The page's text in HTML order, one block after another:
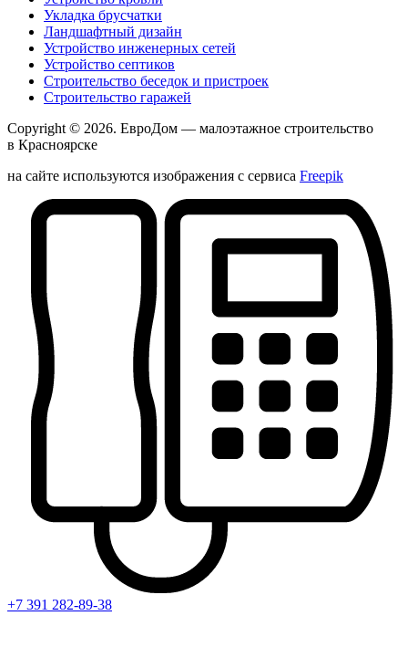
Укладка брусчатки
Ландшафтный дизайн
Устройство инженерных сетей
Устройство септиков
Строительство беседок и пристроек
Строительство гаражей
Copyright © 2026. ЕвроДом — малоэтажное строительство
в Красноярске
на сайте используются изображения с сервиса Freepik
+7 391 282-89-38